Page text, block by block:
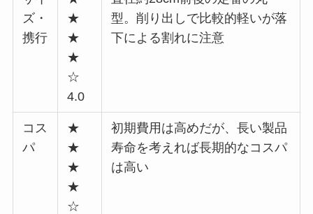
ズ・
携行
★
★
★
☆
4.0
型。削り出しで比較的軽いが落
下による割れに注意
コス
パ
★
★
★
★
☆
初期費用は高めだが、長い製品
寿命を考えれば長期的なコスパ
は高い